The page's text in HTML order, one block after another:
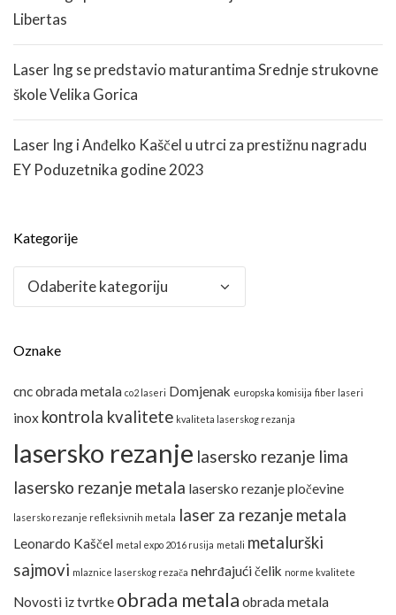
Libertas
Laser Ing se predstavio maturantima Srednje strukovne
škole Velika Gorica
Laser Ing i Anđelko Kaščel u utrci za prestižnu nagradu
EY Poduzetnika godine 2023
Kategorije
Kategorije
Oznake
cnc obrada metala co2 laseri Domjenak europska komisija fiber laseri
inox kontrola kvalitete kvaliteta laserskog rezanja
lasersko rezanje lasersko rezanje lima
lasersko rezanje metala lasersko rezanje pločevine
lasersko rezanje refleksivnih metala laser za rezanje metala
Leonardo Kaščel metal expo 2016 rusija metali metalurški
sajmovi mlaznice laserskog rezača nehrđajući čelik norme kvalitete
Novosti iz tvrtke obrada metala obrada metala